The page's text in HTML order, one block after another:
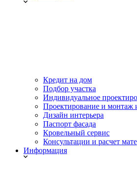
Кредит на дом
Подбор участка
Индивидуальное
Проектирование и монтаж
Дизайн интерьера
Паспорт фасада
Кровельный сервис
Консультации и расчет
Информация